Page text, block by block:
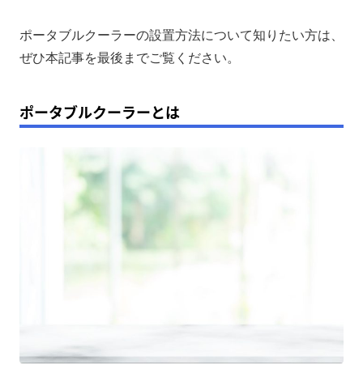
ポータブルクーラーの設置方法について知りたい方は、
ぜひ本記事を最後までご覧ください。
ポータブルクーラーとは